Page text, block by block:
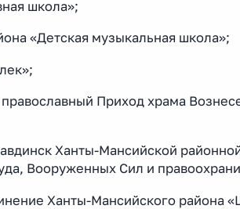
школа»;
«Детская музыкальная школа»;
Приход храма
Ханты-Мансийской
Вооруженных Сил и
Ханты-Мансийского района